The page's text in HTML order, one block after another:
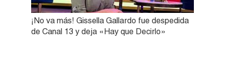
¡No va más! Gissella Gallardo fue despedida
de Canal 13 y deja «Hay que Decirlo»